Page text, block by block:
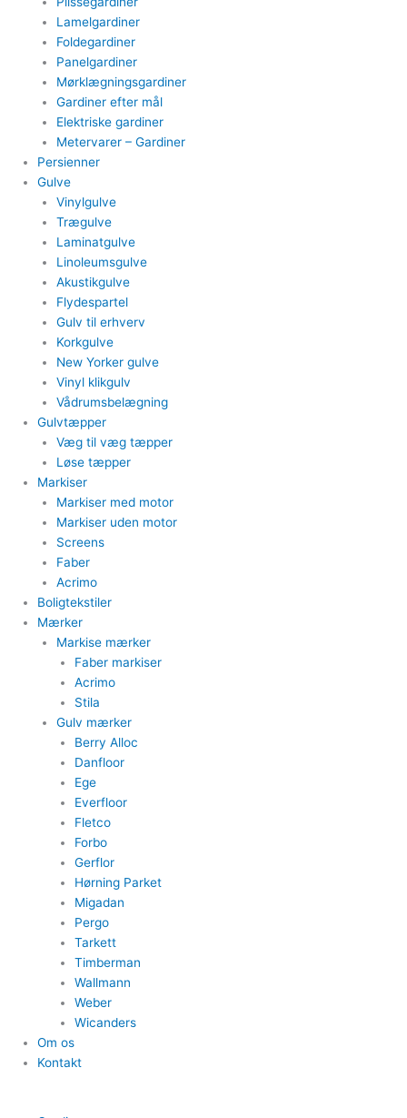
Lamelgardiner​
Foldegardiner
Panelgardiner​
Mørklægningsgardiner
Gardiner efter mål​
Elektriske gardiner​
Metervarer​ – Gardiner
Persienner
Gulve
Vinylgulve​
Trægulve
Laminatgulve
Linoleumsgulve
Akustikgulve
Flydespartel
Gulv til erhverv
Korkgulve
New Yorker gulve
Vinyl klikgulv
Vådrumsbelægning
Gulvtæpper​
Væg til væg tæpper
​Løse tæpper
Markiser
Markiser med motor​
Markiser uden motor​
Screens
Faber
Acrimo​
Boligtekstiler​
Mærker
Markise mærker
Faber markiser
Acrimo​
Stila​
Gulv mærker
Berry Alloc
Danfloor
Ege
Everfloor
Fletco
Forbo
Gerflor
Hørning Parket
Migadan
Pergo
Tarkett
Timberman
Wallmann
Weber
Wicanders
Om os
Kontakt